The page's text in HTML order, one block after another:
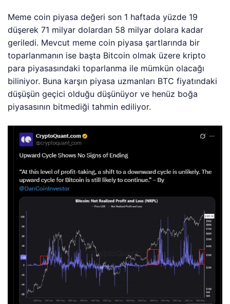
Meme coin piyasa değeri son 1 haftada yüzde 19
düşerek 71 milyar dolardan 58 milyar dolara kadar
geriledi. Mevcut meme coin piyasa şartlarında bir
toparlanmanın ise başta Bitcoin olmak üzere kripto
para piyasasındaki toparlanma ile mümkün olacağı
biliniyor. Buna karşın piyasa uzmanları BTC fiyatındaki
düşüşün geçici olduğu düşünüyor ve henüz boğa
piyasasının bitmediği tahmin ediliyor.